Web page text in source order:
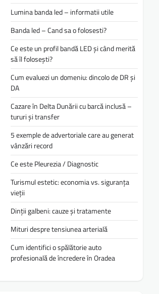
Lumina banda led – informatii utile
Banda led – Cand sa o folosesti?
Ce este un profil bandă LED și când merită
să îl folosești?
Cum evaluezi un domeniu: dincolo de DR și
DA
Cazare în Delta Dunării cu barcă inclusă –
tururi și transfer
5 exemple de advertoriale care au generat
vânzări record
Ce este Pleurezia / Diagnostic
Turismul estetic: economia vs. siguranța
vieții
Dinții galbeni: cauze și tratamente
Mituri despre tensiunea arterială
Cum identifici o spălătorie auto
profesională de încredere în Oradea